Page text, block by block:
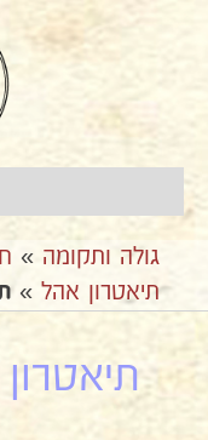
גולה ותקומה »
תיאטרון אהל »
תיאטרון